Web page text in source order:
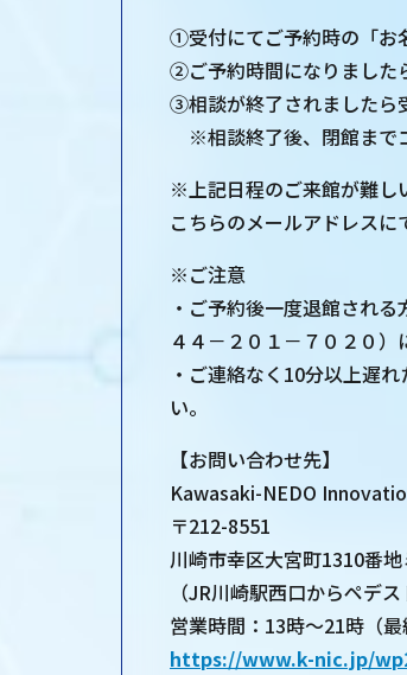
①受付にてご予約時の「お
②ご予約時間になりました
③相談が終了されましたら
※相談終了後、閉館まで
※上記日程のご来館が難し
こちらのメールアドレスに
※ご注意
・ご予約後一度退館され
４４－２０１－７０２０）
・ご連絡なく10分以上遅
い。
【お問い合わせ先】
Kawasaki-NEDO
〒212-8551
川崎市幸区大宮町1310番
（JR川崎駅西口からペデ
営業時間：13時～21時（最
https://www.k-nic.jp/